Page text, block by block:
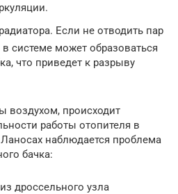
Если не отводить пар
в системе может образоваться
что приведет к разрыву
воздухом, происходит
работы отопителя в
наблюдается проблема
бачка:
дроссельного узла